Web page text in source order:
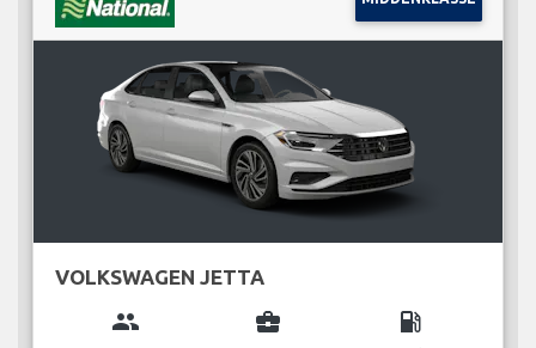
VOLKSWAGEN JETTA
group business_center local_gas_station